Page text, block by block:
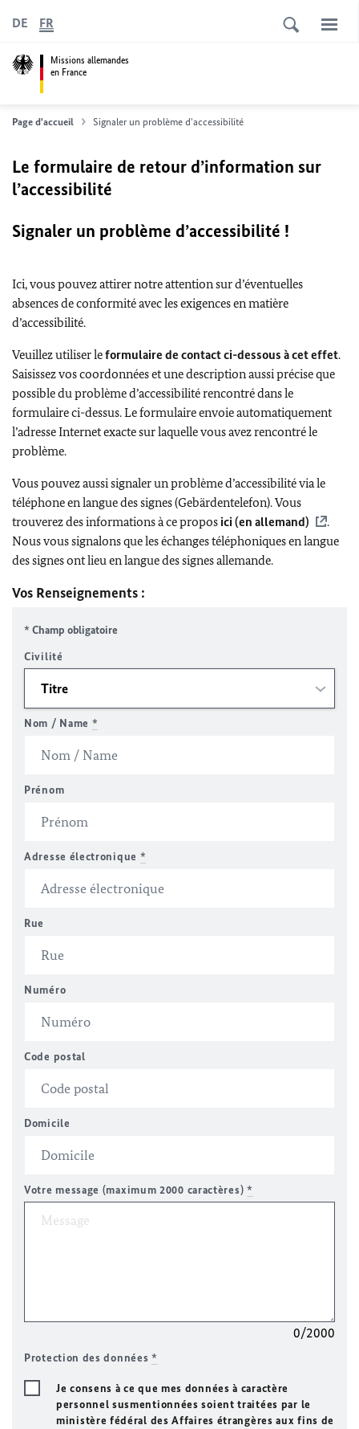
Missions allemandes
en France
DE FR
Page d'accueil Signaler un problème d'accessibilité
Le formulaire de retour d’information sur
l’accessibilité
Signaler un problème d’accessibilité !
Ici, vous pouvez attirer notre attention sur d’éventuelles
absences de conformité avec les exigences en matière
d’accessibilité.
Veuillez utiliser leformulaire de contact ci-dessous à cet effet.
Saisissez vos coordonnées et une description aussi précise que
possible du problème d’accessibilité rencontré dans le
formulaire ci-dessus. Le formulaire envoie automatiquement
l’adresse Internet exacte sur laquelle vous avez rencontré le
problème.
Vous pouvez aussi signaler un problème d’accessibilité via le
téléphone en langue des signes (Gebärdentelefon). Vous
trouverez des informations à ce propos ici (en allemand)
.
Nous vous signalons que les échanges téléphoniques en langue
des signes ont lieu en langue des signes allemande.
Vos Renseignements :
* Champ obligatoire
Civilité
Nom / Name *
Prénom
Adresse électronique *
Rue
Numéro
Code postal
Domicile
Votre message (maximum 2000 caractères) *
0/2000
Protection des données*
Je consens à ce que mes données à caractère
personnel susmentionnées soient traitées par le
ministère fédéral des Affaires étrangères aux fins de